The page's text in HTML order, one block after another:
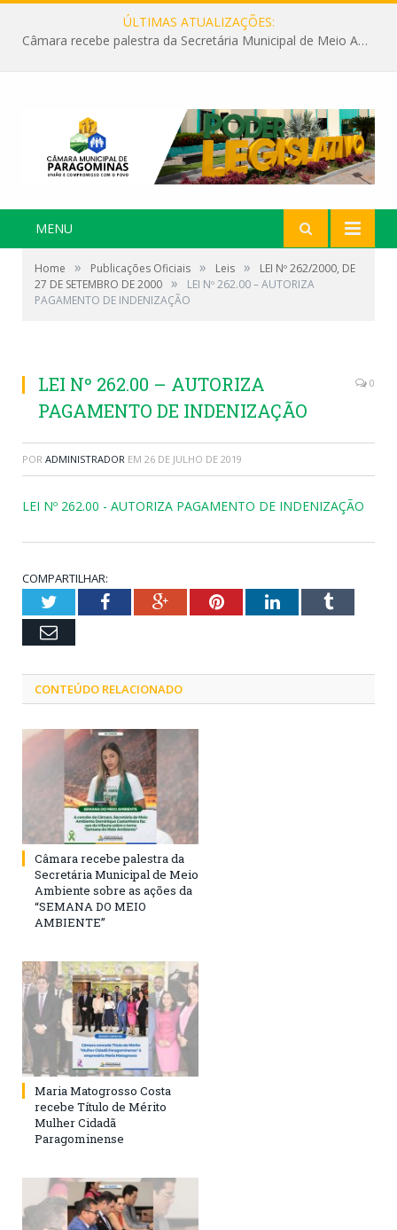
ÚLTIMAS ATUALIZAÇÕES:
Câmara recebe palestra da Secretária Municipal de Meio Ambiente sobre as ações da “SEMANA DO MEIO AMBIENTE”
MENU
Home » Publicações Oficiais » Leis »
LEI Nº 262/2000, DE
27 DE SETEMBRO DE 2000 »
LEI Nº 262.00 – AUTORIZA
PAGAMENTO DE INDENIZAÇÃO
LEI Nº 262.00 – AUTORIZA
PAGAMENTO DE INDENIZAÇÃO
0
POR ADMINISTRADOR EM 26 DE JULHO DE 2019
LEI Nº 262.00 - AUTORIZA PAGAMENTO DE INDENIZAÇÃO
COMPARTILHAR:
TwitterFacebookGoogle+PinterestLinkedInTumblr
Email
CONTEÚDO RELACIONADO
Câmara recebe palestra da
Secretária Municipal de Meio
Ambiente sobre as ações da
“SEMANA DO MEIO
AMBIENTE”
Maria Matogrosso Costa
recebe Título de Mérito
Mulher Cidadã
Paragominense